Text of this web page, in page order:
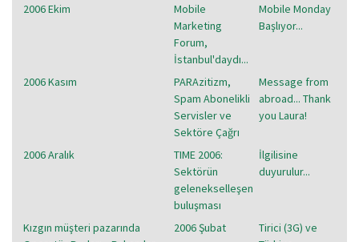
2006 Ekim
Mobile
Marketing
Forum,
İstanbul'daydı...
Mobile Monday
Başlıyor...
2006 Kasım
PARAzitizm,
Spam Abonelikli
Servisler ve
Sektöre Çağrı
Message from
abroad... Thank
you Laura!
2006 Aralık
TIME 2006:
Sektörün
gelenekselleşen
buluşması
İlgilisine
duyurulur...
Kızgın müşteri pazarında
2006 Şubat
Tirici (3G) ve